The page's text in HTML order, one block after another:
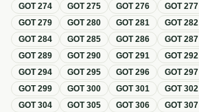
GOT274 GOT275 GOT276 GOT277
GOT279 GOT280 GOT281 GOT282
GOT284 GOT285 GOT286 GOT287
GOT289 GOT290 GOT291 GOT292
GOT294 GOT295 GOT296 GOT297
GOT299 GOT300 GOT301 GOT302
GOT304 GOT305 GOT306 GOT307